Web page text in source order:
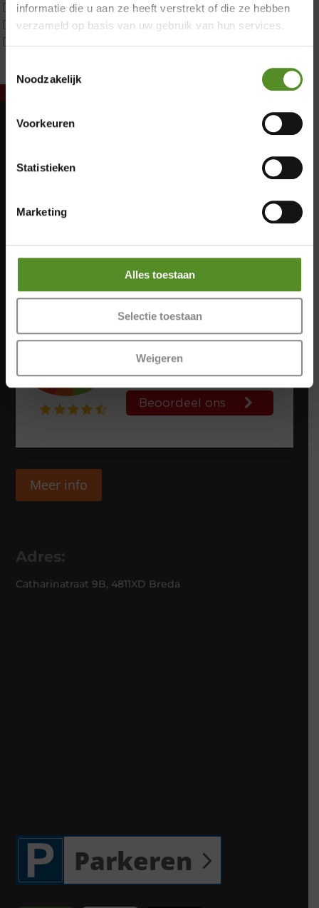
informatie die u aan ze heeft verstrekt of die ze hebben
verzameld op basis van uw gebruik van hun services.
Noodzakelijk
Voorkeuren
Statistieken
Marketing
Alles toestaan
Selectie toestaan
Weigeren
Tweepersoons 1 kern product
Tweepersoons 2 kernen
Dinsdag: Gesloten
Vrijdag: 12:00 – 17:00
Zondag: 12:00 – 17:00
Meer info
Adres:
Catharinatraat 9B, 4811XD Breda
Parkeren
Donderdag 12:00 – 17:00
Zaterdag 12:00 – 17:00